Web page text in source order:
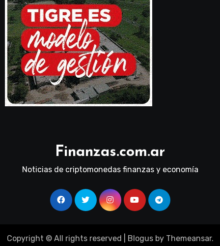
Finanzas.com.ar
Noticias de criptomonedas finanzas y economía
Copyright © All rights reserved Blogusby Themeansar.